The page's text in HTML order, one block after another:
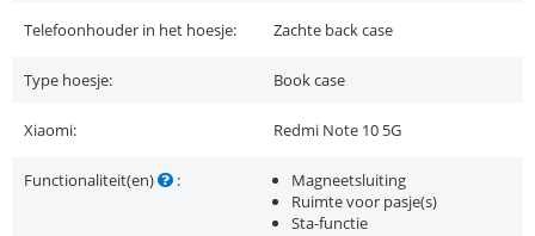
Telefoonhouder in het hoesje: Zachte back case
Type hoesje: Book case
Xiaomi: Redmi Note 10 5G
Functionaliteit(en) :
Magneetsluiting
Ruimte voor pasje(s)
Sta-functie